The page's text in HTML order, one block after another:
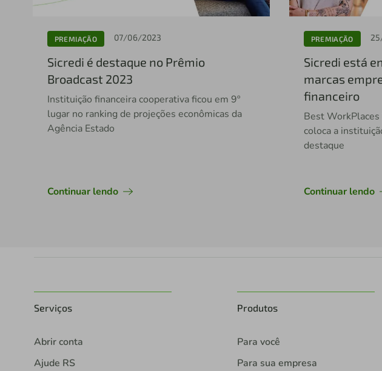
PREMIAÇÃO 07/06/2023
Sicredi é destaque no Prêmio
Broadcast 2023
Instituição financeira cooperativa ficou em 9º
lugar no ranking de projeções econômicas da
Agência Estado
Continuar lendo
PREMIAÇÃO
Sicredi está
marcas
financeiro
Best
coloca a
destaque
Continuar lendo
Serviços
Abrir conta
Ajude RS
Produtos
Para você
Para sua empresa